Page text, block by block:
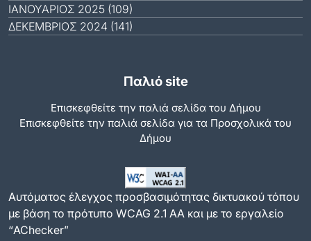
ΙΑΝΟΥΆΡΙΟΣ 2025 (109)
ΔΕΚΈΜΒΡΙΟΣ 2024 (141)
Παλιό site
Επισκεφθείτε την παλιά σελίδα του Δήμου
Eπισκεφθείτε την παλιά σελίδα για τα Προσχολικά του
Δήμου
Αυτόματος έλεγχος προσβασιμότητας δικτυακού τόπου
με βάση το πρότυπο WCAG 2.1 AA και με το εργαλείο
“AChecker”